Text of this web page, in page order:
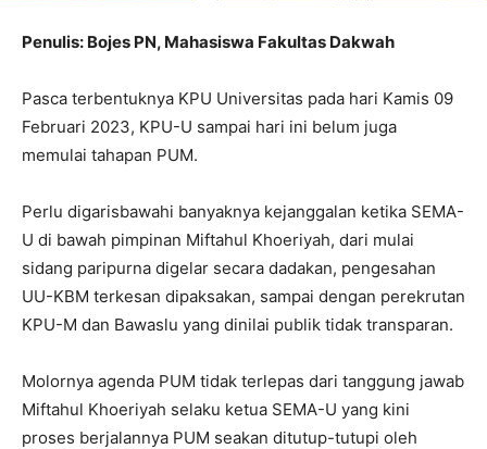
Penulis: Bojes PN, Mahasiswa Fakultas Dakwah
Pasca terbentuknya KPU Universitas pada hari Kamis 09
Februari 2023, KPU-U sampai hari ini belum juga
memulai tahapan PUM.
Perlu digarisbawahi banyaknya kejanggalan ketika SEMA-
U di bawah pimpinan Miftahul Khoeriyah, dari mulai
sidang paripurna digelar secara dadakan, pengesahan
UU-KBM terkesan dipaksakan, sampai dengan perekrutan
KPU-M dan Bawaslu yang dinilai publik tidak transparan.
Molornya agenda PUM tidak terlepas dari tanggung jawab
Miftahul Khoeriyah selaku ketua SEMA-U yang kini
proses berjalannya PUM seakan ditutup-tutupi oleh